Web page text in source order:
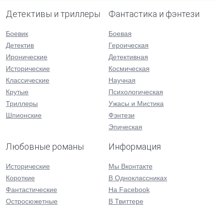
Детективы и триллеры
Боевик
Детектив
Иронические
Исторические
Классические
Крутые
Триллеры
Шпионские
Фантастика и фэнтези
Боевая
Героическая
Детективная
Космическая
Научная
Психологическая
Ужасы и Мистика
Фэнтези
Эпическая
Любовные романы
Исторические
Короткие
Фантастические
Остросюжетные
Информация
Мы Вконтакте
В Одноклассниках
На Facebook
В Твиттере